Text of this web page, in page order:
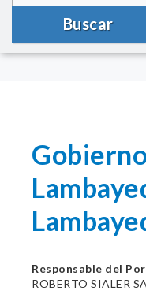
Buscar
Responsable del
ROBERTO SIALER